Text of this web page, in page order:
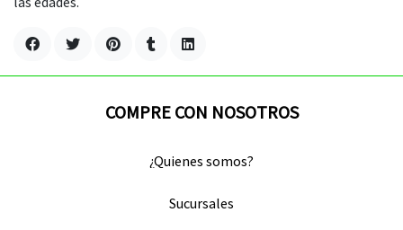
COMPRE CON NOSOTROS
¿Quienes somos?
Sucursales